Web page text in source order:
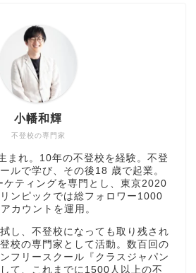
不登校の専門家
小幡和輝
まれ。10年の不登校を経験。不登
ルで学び、その後18 歳で起業。
ケティングを専門とし、東京2020
ンピックでは総フォロワー1000
カウントを運用。
し、不登校になっても取り残され
校の専門家として活動。数百回の
フリースクール『クラスジャパン
て、これまでに1500人以上の不